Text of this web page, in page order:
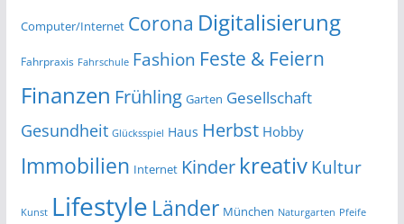
Computer/Internet Corona Digitalisierung
Fahrpraxis Fahrschule Fashion Feste & Feiern
Finanzen Frühling Garten Gesellschaft
Gesundheit Glücksspiel Haus Herbst Hobby
Immobilien Internet Kinder kreativKultur
Kunst Lifestyle Länder München Naturgarten Pfeife